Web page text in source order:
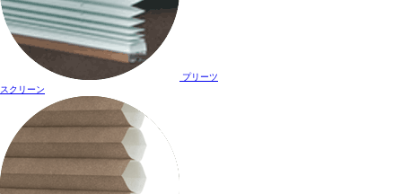
プリーツ
スクリーン